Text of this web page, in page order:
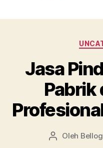
Jasa
Pabrik
Penulis
Oleh